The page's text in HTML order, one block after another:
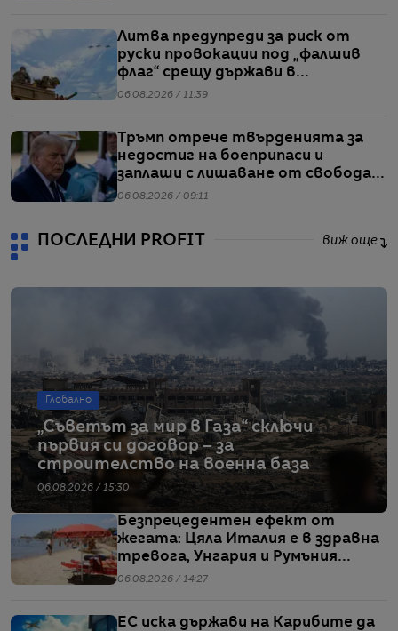
Литва предупреди за риск от
руски провокации под „фалшив
флаг“ срещу държави в
Балтийския регион
06.08.2026 / 11:39
Тръмп отрече твърденията за
недостиг на боеприпаси и
заплаши с лишаване от свобода
хората, които разпространяват
06.08.2026 / 09:11
ПОСЛЕДНИ PROFIT виж още
Глобално
„Съветът за мир в Газа“ сключи
първия си договор – за
строителство на военна база
06.08.2026 / 15:30
Безпрецедентен ефект от
жегата: Цяла Италия е в здравна
тревога, Унгария и Румъния
пестят електричество
06.08.2026 / 14:27
ЕС иска държави на Карибите да